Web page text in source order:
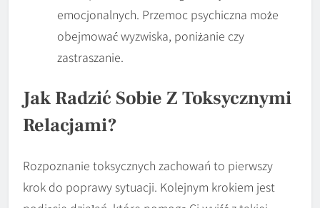
emocjonalnych. Przemoc psychiczna może
obejmować wyzwiska, poniżanie czy
zastraszanie.
Jak Radzić Sobie Z Toksycznymi
Relacjami?
Rozpoznanie toksycznych zachowań to pierwszy
krok do poprawy sytuacji. Kolejnym krokiem jest